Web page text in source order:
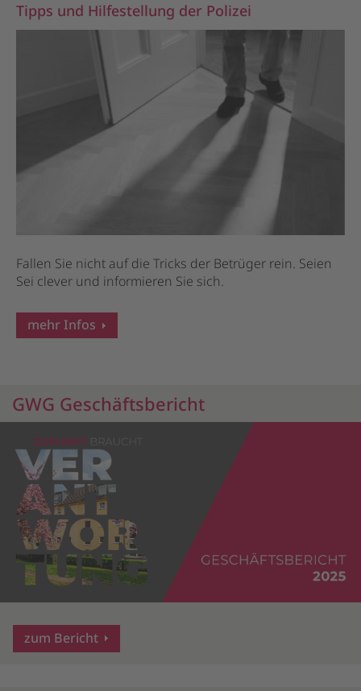
Tipps und Hilfestellung der Polizei
Fallen Sie nicht auf die Tricks der Betrüger rein. Seien
Sei clever und informieren Sie sich.
mehr Infos
GWG Geschäftsbericht
zum Bericht